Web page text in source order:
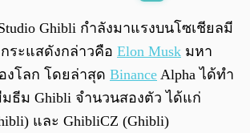
0:00/ 0:00
Ghibli กำลังมาแรงบนโซเชียลมี
ระแสดังกล่าวคือ Elon Musk มหา
งโลก โดยล่าสุด Binance Alpha ได้ทำ
ธีม Ghibli จำนวนสองตัว ได้แก่
และ GhibliCZ (Ghibli)